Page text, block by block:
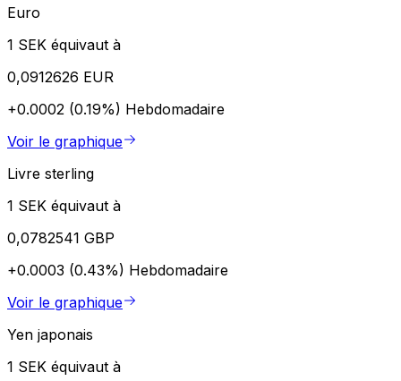
Euro
1 SEK équivaut à
0,0912626 EUR
+0.0002 (0.19%) Hebdomadaire
Voir le graphique
Livre sterling
1 SEK équivaut à
0,0782541 GBP
+0.0003 (0.43%) Hebdomadaire
Voir le graphique
Yen japonais
1 SEK équivaut à